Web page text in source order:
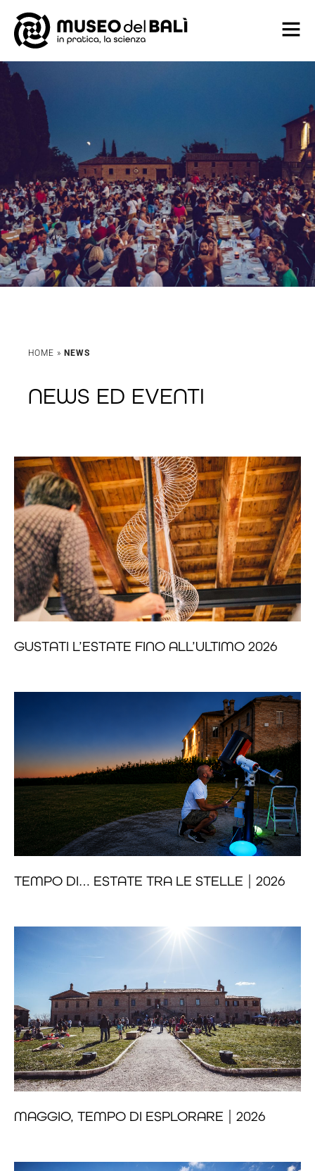
HOME » NEWS
NEWS ED EVENTI
GUSTATI L’ESTATE FINO ALL’ULTIMO 2026
TEMPO DI… ESTATE TRA LE STELLE | 2026
MAGGIO, TEMPO DI ESPLORARE | 2026